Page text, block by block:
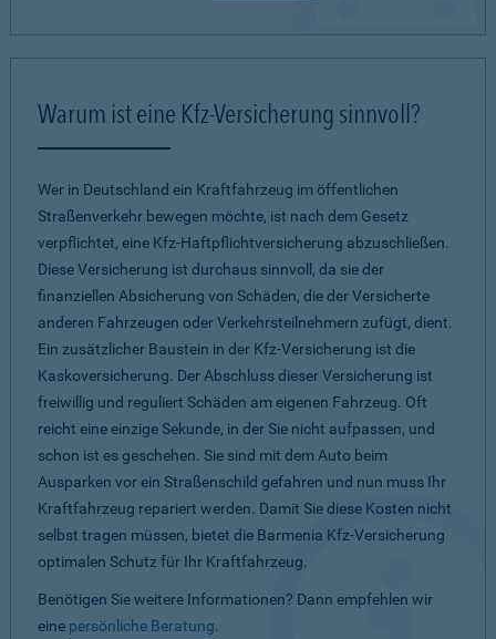
Warum ist eine Kfz-Versicherung sinnvoll?
Wer in Deutschland ein Kraftfahrzeug im öffentlichen
Straßenverkehr bewegen möchte, ist nach dem Gesetz
verpflichtet, eine Kfz-Haftpflichtversicherung abzuschließen.
Diese Versicherung ist durchaus sinnvoll, da sie der
finanziellen Absicherung von Schäden, die der Versicherte
anderen Fahrzeugen oder Verkehrsteilnehmern zufügt, dient.
Ein zusätzlicher Baustein in der Kfz-Versicherung ist die
Kaskoversicherung. Der Abschluss dieser Versicherung ist
freiwillig und reguliert Schäden am eigenen Fahrzeug. Oft
reicht eine einzige Sekunde, in der Sie nicht aufpassen, und
schon ist es geschehen. Sie sind mit dem Auto beim
Ausparken vor ein Straßenschild gefahren und nun muss Ihr
Kraftfahrzeug repariert werden. Damit Sie diese Kosten nicht
selbst tragen müssen, bietet die Barmenia Kfz-Versicherung
optimalen Schutz für Ihr Kraftfahrzeug.
Benötigen Sie weitere Informationen? Dann empfehlen wir
eine persönliche Beratung.